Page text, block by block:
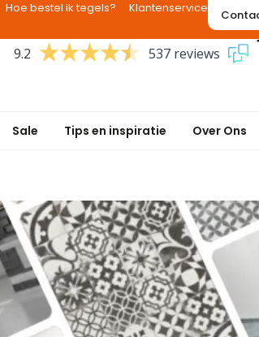
Hoe bestel ik tegels? Klantenservice
9.2 537 reviews
Sale Tips en inspiratie Over Ons